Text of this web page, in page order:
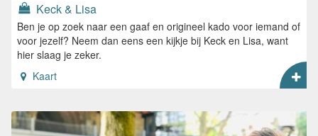
Keck & Lisa
Ben je op zoek naar een gaaf en origineel kado voor iemand of
voor jezelf? Neem dan eens een kijkje bij Keck en Lisa, want
hier slaag je zeker.
Kaart